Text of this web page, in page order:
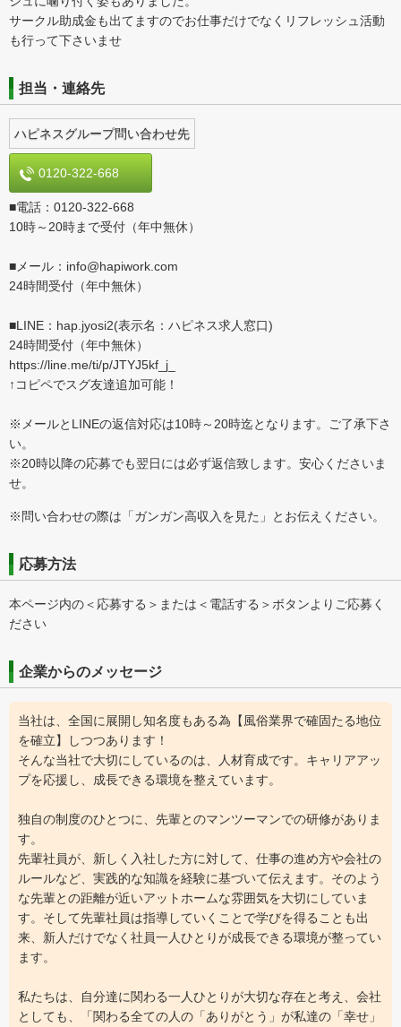
サークル助成金も出てますのでお仕事だけでなくリフレッシュ活動
も行って下さいませ
担当・連絡先
ハピネスグループ問い合わせ先
0120-322-668
■電話：0120-322-668
10時～20時まで受付（年中無休）
■メール：info@hapiwork.com
24時間受付（年中無休）
■LINE：hap.jyosi2(表示名：ハピネス求人窓口)
24時間受付（年中無休）
https://line.me/ti/p/JTYJ5kf_j_
↑コピペでスグ友達追加可能！
※メールとLINEの返信対応は10時～20時迄となります。ご了承下さ
い。
※20時以降の応募でも翌日には必ず返信致します。安心くださいま
せ。
※問い合わせの際は「ガンガン高収入を見た」とお伝えください。
応募方法
本ページ内の＜応募する＞または＜電話する＞ボタンよりご応募く
ださい
企業からのメッセージ
当社は、全国に展開し知名度もある為【風俗業界で確固たる地位
を確立】しつつあります！
そんな当社で大切にしているのは、人材育成です。キャリアアッ
プを応援し、成長できる環境を整えています。
独自の制度のひとつに、先輩とのマンツーマンでの研修がありま
す。
先輩社員が、新しく入社した方に対して、仕事の進め方や会社の
ルールなど、実践的な知識を経験に基づいて伝えます。そのよう
な先輩との距離が近いアットホームな雰囲気を大切にしていま
す。そして先輩社員は指導していくことで学びを得ることも出
来、新人だけでなく社員一人ひとりが成長できる環境が整ってい
ます。
私たちは、自分達に関わる一人ひとりが大切な存在と考え、会社
としても、「関わる全ての人の「ありがとう」が私達の「幸せ」